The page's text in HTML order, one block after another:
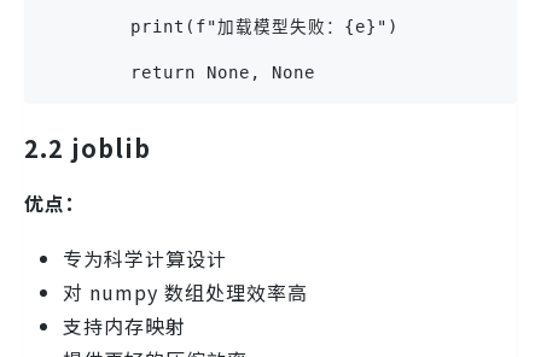
        print(f"加载模型失败：{e}")
        return None, None
2.2 joblib
优点：
专为科学计算设计
对 numpy 数组处理效率高
支持内存映射